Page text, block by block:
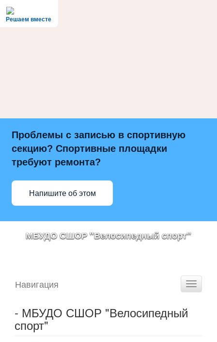
Решаем вместе
Проблемы с записью в спортивную
секцию? Спортивные площадки
требуют ремонта?
Напишите об этом
МБУДО СШОР "Велосипедный спорт"
Toggle
Навигация
- МБУДО СШОР "Велосипедный
спорт"